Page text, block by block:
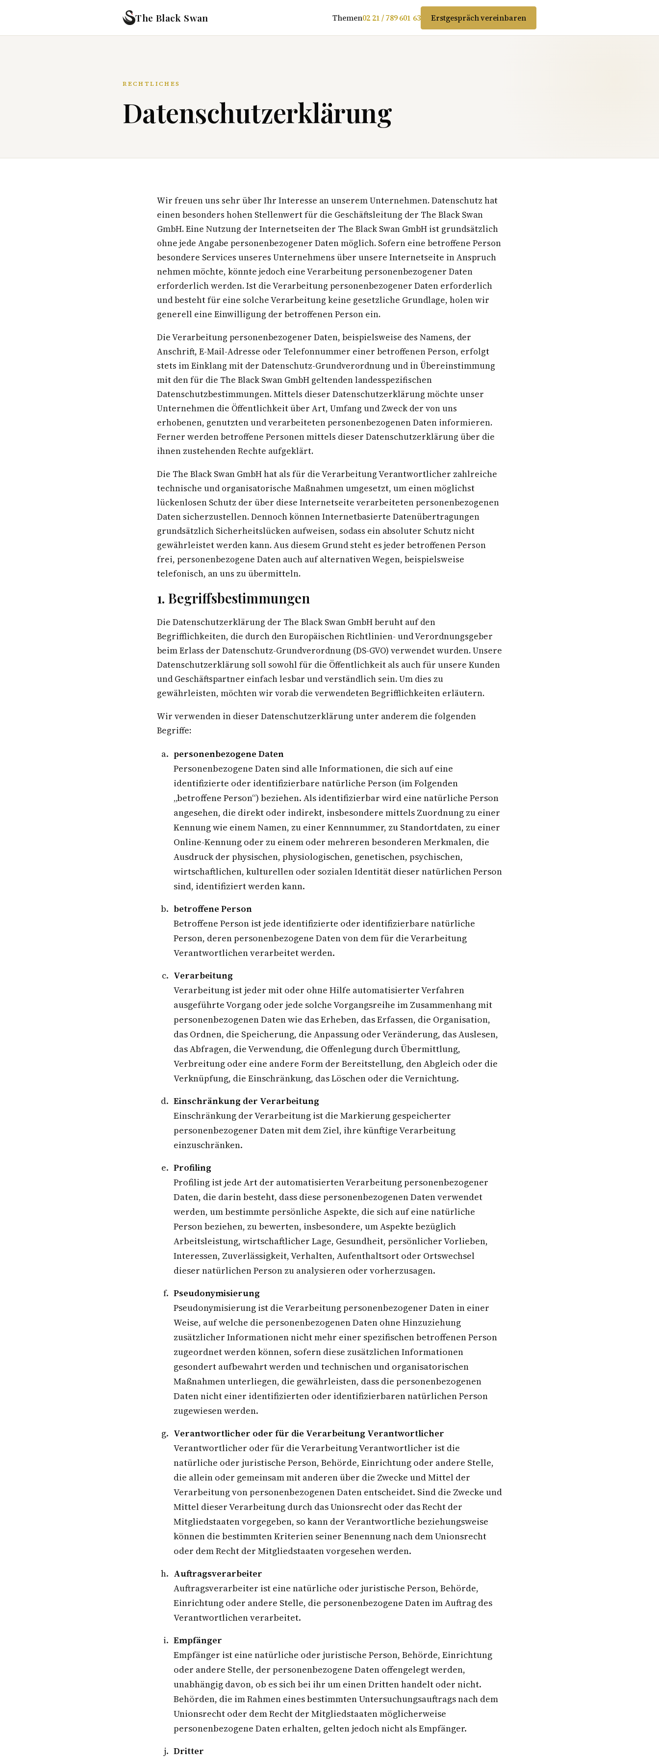
The Black Swan Themen02 21 / 789 601 63 Erstgespräch vereinbaren
RECHTLICHES
Datenschutzerklärung
Wir freuen uns sehr über Ihr Interesse an unserem Unternehmen. Datenschutz hat
einen besonders hohen Stellenwert für die Geschäftsleitung der The Black Swan
GmbH. Eine Nutzung der Internetseiten der The Black Swan GmbH ist grundsätzlich
ohne jede Angabe personenbezogener Daten möglich. Sofern eine betroffene Person
besondere Services unseres Unternehmens über unsere Internetseite in Anspruch
nehmen möchte, könnte jedoch eine Verarbeitung personenbezogener Daten
erforderlich werden. Ist die Verarbeitung personenbezogener Daten erforderlich
und besteht für eine solche Verarbeitung keine gesetzliche Grundlage, holen wir
generell eine Einwilligung der betroffenen Person ein.
Die Verarbeitung personenbezogener Daten, beispielsweise des Namens, der
Anschrift, E-Mail-Adresse oder Telefonnummer einer betroffenen Person, erfolgt
stets im Einklang mit der Datenschutz-Grundverordnung und in Übereinstimmung
mit den für die The Black Swan GmbH geltenden landesspezifischen
Datenschutzbestimmungen. Mittels dieser Datenschutzerklärung möchte unser
Unternehmen die Öffentlichkeit über Art, Umfang und Zweck der von uns
erhobenen, genutzten und verarbeiteten personenbezogenen Daten informieren.
Ferner werden betroffene Personen mittels dieser Datenschutzerklärung über die
ihnen zustehenden Rechte aufgeklärt.
Die The Black Swan GmbH hat als für die Verarbeitung Verantwortlicher zahlreiche
technische und organisatorische Maßnahmen umgesetzt, um einen möglichst
lückenlosen Schutz der über diese Internetseite verarbeiteten personenbezogenen
Daten sicherzustellen. Dennoch können Internetbasierte Datenübertragungen
grundsätzlich Sicherheitslücken aufweisen, sodass ein absoluter Schutz nicht
gewährleistet werden kann. Aus diesem Grund steht es jeder betroffenen Person
frei, personenbezogene Daten auch auf alternativen Wegen, beispielsweise
telefonisch, an uns zu übermitteln.
1. Begriffsbestimmungen
Die Datenschutzerklärung der The Black Swan GmbH beruht auf den
Begrifflichkeiten, die durch den Europäischen Richtlinien- und Verordnungsgeber
beim Erlass der Datenschutz-Grundverordnung (DS-GVO) verwendet wurden. Unsere
Datenschutzerklärung soll sowohl für die Öffentlichkeit als auch für unsere Kunden
und Geschäftspartner einfach lesbar und verständlich sein. Um dies zu
gewährleisten, möchten wir vorab die verwendeten Begrifflichkeiten erläutern.
Wir verwenden in dieser Datenschutzerklärung unter anderem die folgenden
Begriffe:
personenbezogene Daten
Personenbezogene Daten sind alle Informationen, die sich auf eine
identifizierte oder identifizierbare natürliche Person (im Folgenden
„betroffene Person“) beziehen. Als identifizierbar wird eine natürliche Person
angesehen, die direkt oder indirekt, insbesondere mittels Zuordnung zu einer
Kennung wie einem Namen, zu einer Kennnummer, zu Standortdaten, zu einer
Online-Kennung oder zu einem oder mehreren besonderen Merkmalen, die
Ausdruck der physischen, physiologischen, genetischen, psychischen,
wirtschaftlichen, kulturellen oder sozialen Identität dieser natürlichen Person
sind, identifiziert werden kann.
betroffene Person
Betroffene Person ist jede identifizierte oder identifizierbare natürliche
Person, deren personenbezogene Daten von dem für die Verarbeitung
Verantwortlichen verarbeitet werden.
Verarbeitung
Verarbeitung ist jeder mit oder ohne Hilfe automatisierter Verfahren
ausgeführte Vorgang oder jede solche Vorgangsreihe im Zusammenhang mit
personenbezogenen Daten wie das Erheben, das Erfassen, die Organisation,
das Ordnen, die Speicherung, die Anpassung oder Veränderung, das Auslesen,
das Abfragen, die Verwendung, die Offenlegung durch Übermittlung,
Verbreitung oder eine andere Form der Bereitstellung, den Abgleich oder die
Verknüpfung, die Einschränkung, das Löschen oder die Vernichtung.
Einschränkung der Verarbeitung
Einschränkung der Verarbeitung ist die Markierung gespeicherter
personenbezogener Daten mit dem Ziel, ihre künftige Verarbeitung
einzuschränken.
Profiling
Profiling ist jede Art der automatisierten Verarbeitung personenbezogener
Daten, die darin besteht, dass diese personenbezogenen Daten verwendet
werden, um bestimmte persönliche Aspekte, die sich auf eine natürliche
Person beziehen, zu bewerten, insbesondere, um Aspekte bezüglich
Arbeitsleistung, wirtschaftlicher Lage, Gesundheit, persönlicher Vorlieben,
Interessen, Zuverlässigkeit, Verhalten, Aufenthaltsort oder Ortswechsel
dieser natürlichen Person zu analysieren oder vorherzusagen.
Pseudonymisierung
Pseudonymisierung ist die Verarbeitung personenbezogener Daten in einer
Weise, auf welche die personenbezogenen Daten ohne Hinzuziehung
zusätzlicher Informationen nicht mehr einer spezifischen betroffenen Person
zugeordnet werden können, sofern diese zusätzlichen Informationen
gesondert aufbewahrt werden und technischen und organisatorischen
Maßnahmen unterliegen, die gewährleisten, dass die personenbezogenen
Daten nicht einer identifizierten oder identifizierbaren natürlichen Person
zugewiesen werden.
Verantwortlicher oder für die Verarbeitung Verantwortlicher
Verantwortlicher oder für die Verarbeitung Verantwortlicher ist die
natürliche oder juristische Person, Behörde, Einrichtung oder andere Stelle,
die allein oder gemeinsam mit anderen über die Zwecke und Mittel der
Verarbeitung von personenbezogenen Daten entscheidet. Sind die Zwecke und
Mittel dieser Verarbeitung durch das Unionsrecht oder das Recht der
Mitgliedstaaten vorgegeben, so kann der Verantwortliche beziehungsweise
können die bestimmten Kriterien seiner Benennung nach dem Unionsrecht
oder dem Recht der Mitgliedstaaten vorgesehen werden.
Auftragsverarbeiter
Auftragsverarbeiter ist eine natürliche oder juristische Person, Behörde,
Einrichtung oder andere Stelle, die personenbezogene Daten im Auftrag des
Verantwortlichen verarbeitet.
Empfänger
Empfänger ist eine natürliche oder juristische Person, Behörde, Einrichtung
oder andere Stelle, der personenbezogene Daten offengelegt werden,
unabhängig davon, ob es sich bei ihr um einen Dritten handelt oder nicht.
Behörden, die im Rahmen eines bestimmten Untersuchungsauftrags nach dem
Unionsrecht oder dem Recht der Mitgliedstaaten möglicherweise
personenbezogene Daten erhalten, gelten jedoch nicht als Empfänger.
Dritter